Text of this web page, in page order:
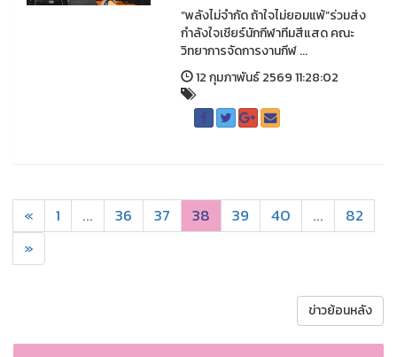
“พลังไม่จำกัด ถ้าใจไม่ยอมแพ้”ร่วมส่ง
กำลังใจเชียร์นักกีฬาทีมสีแสด คณะ
วิทยาการจัดการงานกีฬ ...
12 กุมภาพันธ์ 2569 11:28:02
« 1 ... 36 37 38 39 40 ...
82
»
ข่าวย้อนหลัง